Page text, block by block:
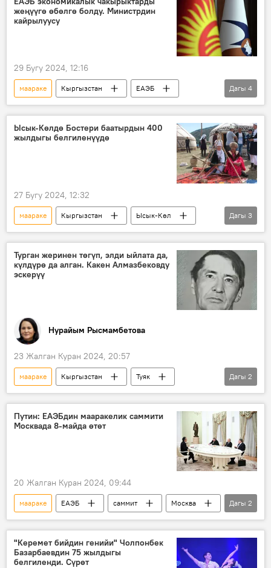
Кыргызстан
жеңүүгө өбөлгө болду. Министрдин
кайрылуусу
29 Бугу 2024, 12:16
маараке Кыргызстан
ЕАЭБ
министр
Данияр Амангелдиев
куттуктоо
Экономика
Дагы 4
Ысык-Көлдө Бостери баатырдын 400
жылдыгы белгиленүүдө
27 Бугу 2024, 12:32
маараке Кыргызстан
Ысык-Көл
Бостери
туризм ишембилик
Дагы 3
Турган жеринен төгүп, элди ыйлата да,
күлдүрө да алган. Какен Алмазбековду
эскерүү
Нурайым Рысмамбетова
23 Жалган Куран 2024, 20:57
маараке Кыргызстан
Туяк
адабият
ыр
Дагы 2
Путин: ЕАЭБдин мааракелик саммити
Москвада 8-майда өтөт
20 Жалган Куран 2024, 09:44
маараке ЕАЭБ саммит
Москва
Владимир Путин
Садыр Жапаров
Дагы 2
"Керемет бийдин генийи" Чолпонбек
Базарбаевдин 75 жылдыгы
белгиленди. Сүрөт